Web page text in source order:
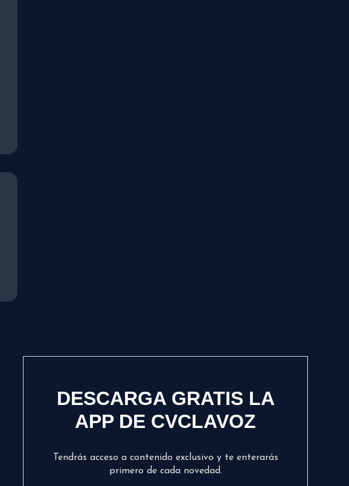
DESCARGA GRATIS LA
APP DE CVCLAVOZ
Tendrás acceso a contenido exclusivo y te enterarás
primero de cada novedad.